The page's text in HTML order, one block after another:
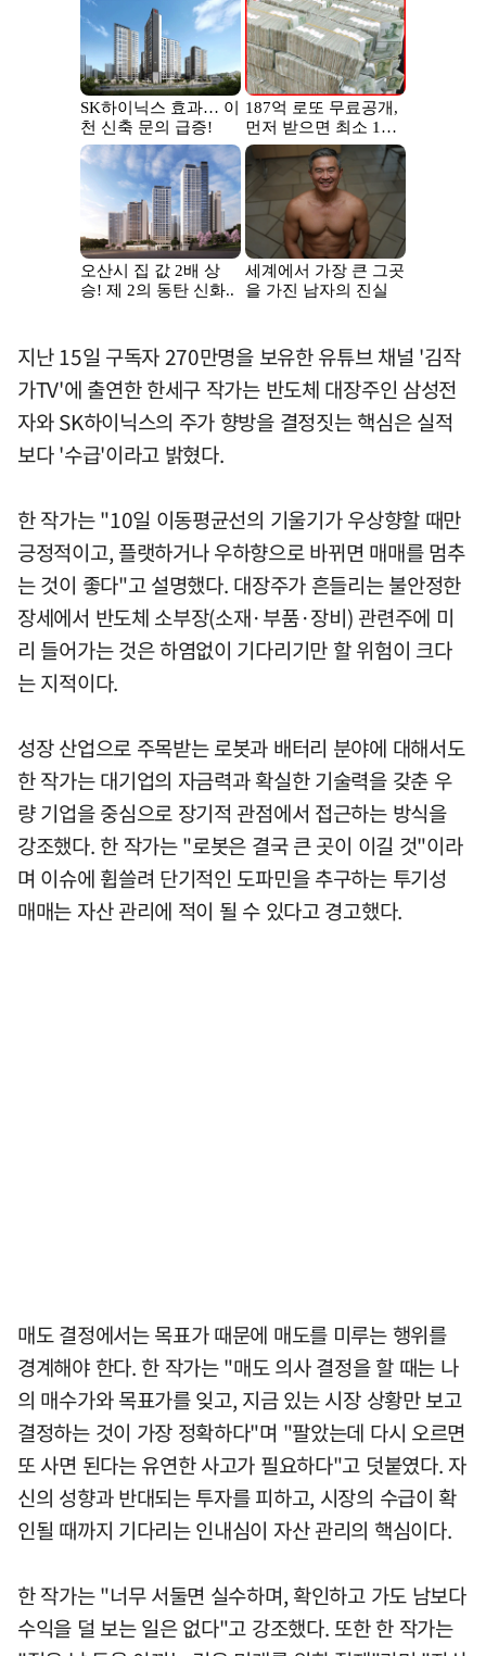
지난 15일 구독자 270만명을 보유한 유튜브 채널 '김작
가TV'에 출연한 한세구 작가는 반도체 대장주인 삼성전
자와 SK하이닉스의 주가 향방을 결정짓는 핵심은 실적
보다 '수급'이라고 밝혔다.
한 작가는 "10일 이동평균선의 기울기가 우상향할 때만
긍정적이고, 플랫하거나 우하향으로 바뀌면 매매를 멈추
는 것이 좋다"고 설명했다. 대장주가 흔들리는 불안정한
장세에서 반도체 소부장(소재·부품·장비) 관련주에 미
리 들어가는 것은 하염없이 기다리기만 할 위험이 크다
는 지적이다.
성장 산업으로 주목받는 로봇과 배터리 분야에 대해서도
한 작가는 대기업의 자금력과 확실한 기술력을 갖춘 우
량 기업을 중심으로 장기적 관점에서 접근하는 방식을
강조했다. 한 작가는 "로봇은 결국 큰 곳이 이길 것"이라
며 이슈에 휩쓸려 단기적인 도파민을 추구하는 투기성
매매는 자산 관리에 적이 될 수 있다고 경고했다.
매도 결정에서는 목표가 때문에 매도를 미루는 행위를
경계해야 한다. 한 작가는 "매도 의사 결정을 할 때는 나
의 매수가와 목표가를 잊고, 지금 있는 시장 상황만 보고
결정하는 것이 가장 정확하다"며 "팔았는데 다시 오르면
또 사면 된다는 유연한 사고가 필요하다"고 덧붙였다. 자
신의 성향과 반대되는 투자를 피하고, 시장의 수급이 확
인될 때까지 기다리는 인내심이 자산 관리의 핵심이다.
한 작가는 "너무 서둘면 실수하며, 확인하고 가도 남보다
수익을 덜 보는 일은 없다"고 강조했다. 또한 한 작가는